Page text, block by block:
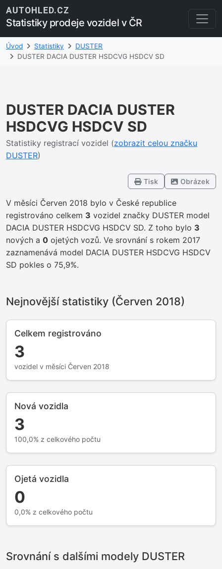
AUTOHLED.CZ
Statistiky prodeje vozidel v ČR
Úvod Statistiky
DUSTER
DUSTER DACIA DUSTER HSDCVG HSDCV SD
DUSTER DACIA DUSTER
HSDCVG HSDCV SD
Statistiky registrací vozidel (zobrazit celou značku
DUSTER)
Tisk Obrázek
V měsíci Červen 2018 bylo v České republice
registrováno celkem 3 vozidel značky DUSTER model
DACIA DUSTER HSDCVG HSDCV SD. Z toho bylo 3
nových a 0 ojetých vozů. Ve srovnání s rokem 2017
zaznamenává model DACIA DUSTER HSDCVG HSDCV
SD pokles o 75,9%.
Nejnovější statistiky (Červen 2018)
Celkem registrováno
3
vozidel v měsíci Červen 2018
Nová vozidla
3
100,0% z celkového počtu
Ojetá vozidla
0
0,0% z celkového počtu
Srovnání s dalšími modely DUSTER